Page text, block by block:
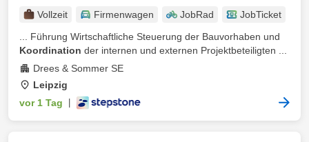
Vollzeit Firmenwagen JobRad
JobTicket
... Führung Wirtschaftliche Steuerung der Bauvorhaben und
Koordination der internen und externen Projektbeteiligten ...
Drees & Sommer SE
Leipzig
vor 1 Tag